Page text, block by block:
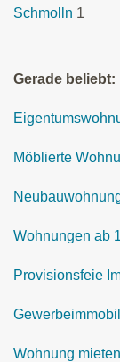
Schmolln 1
Gerade beliebt:
Möblierte
Wohnungen ab
Provisionsfeie
Wohnung